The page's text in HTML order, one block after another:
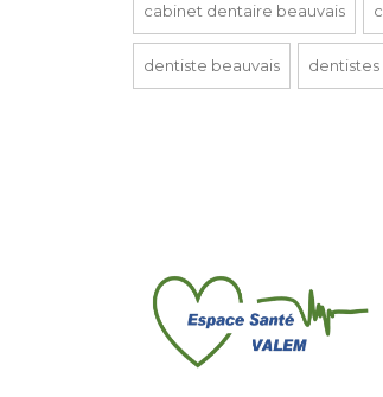
cabinet dentaire beauvais
dentiste beauvais dentistes